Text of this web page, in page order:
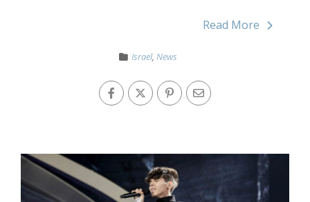
Read More
Israel, News